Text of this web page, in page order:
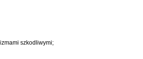
szkodliwymi;